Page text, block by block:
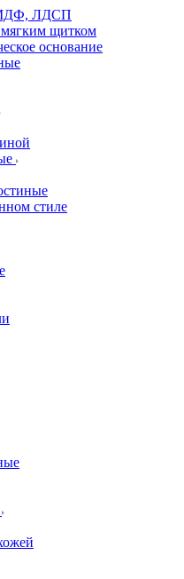
ЛДСП
щитком
основание
стиле